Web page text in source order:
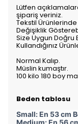
Lütfen
şipariş veriniz.
Tekstil
Değişiklik
Size Uygun Doğru
Kullandığınız
Normal Kalıp.
Müslin kumaştır.
100 kilo 180 boy
Beden tablosu
Small: En 53 cm
Medium: En 56